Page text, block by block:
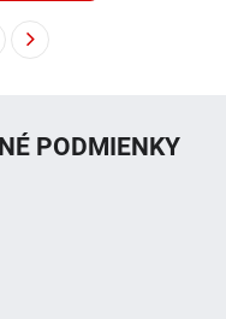
PODMIENKY